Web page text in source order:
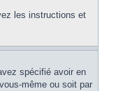
les instructions et
spécifié avoir en
même ou soit par